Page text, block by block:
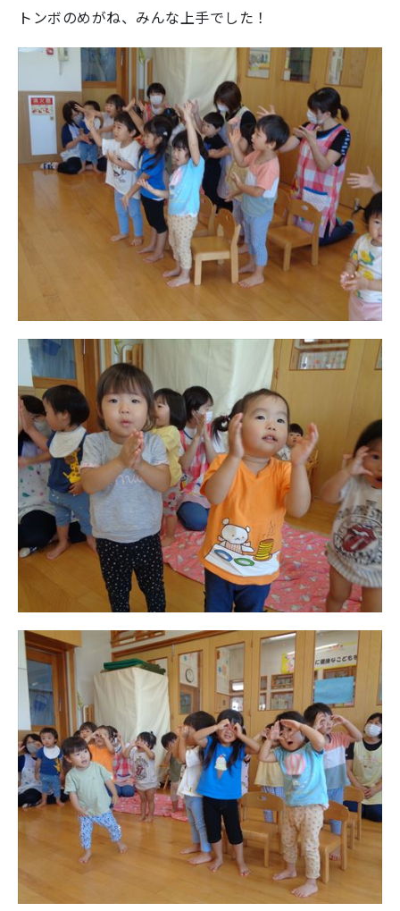
トンボのめがね、みんな上手でした！